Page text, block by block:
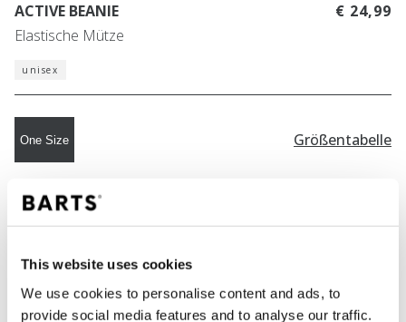
This website uses cookies
We use cookies to personalise content and ads, to
provide social media features and to analyse our traffic.
ACTIVE BEANIE
Elastische Mütze
€ 24,99
unisex
One Size Größentabelle
FARBE black
IN DEN WARENKORB